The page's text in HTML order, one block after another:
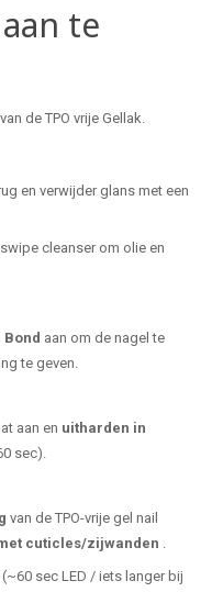
te
de TPO vrije Gellak.
en verwijder glans met een
cleanser om olie en
aan om de nagel te
te geven.
aan en uitharden in
sec).
van de TPO-vrije gel nail
cuticles/zijwanden .
sec LED / iets langer bij